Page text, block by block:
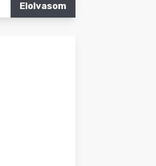
Elolvasom